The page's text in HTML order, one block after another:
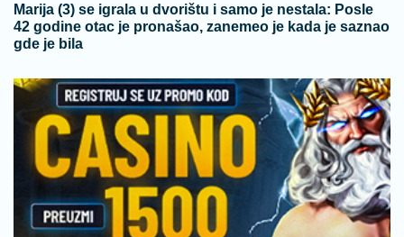
Marija (3) se igrala u dvorištu i samo je nestala: Posle
42 godine otac je pronašao, zanemeo je kada je saznao
gde je bila